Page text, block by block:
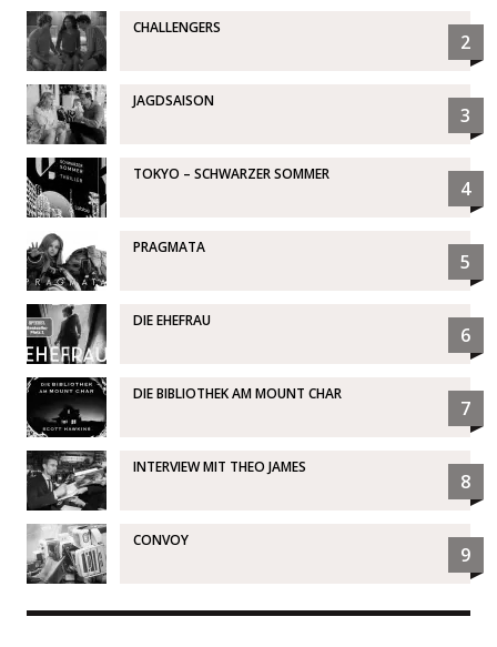
CHALLENGERS
2
JAGDSAISON
3
TOKYO – SCHWARZER SOMMER
4
PRAGMATA
5
DIE EHEFRAU
6
DIE BIBLIOTHEK AM MOUNT CHAR
7
INTERVIEW MIT THEO JAMES
8
CONVOY
9